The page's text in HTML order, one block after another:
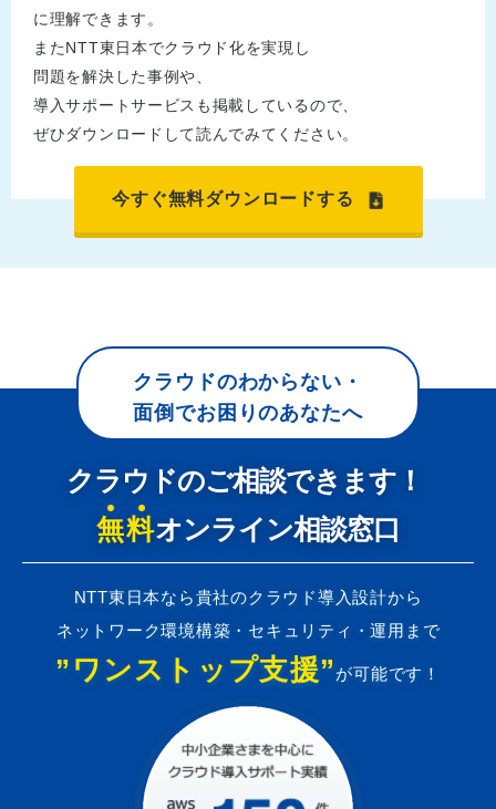
に理解できます。
またNTT東日本でクラウド化を実現し
問題を解決した事例や、
導入サポートサービスも掲載しているので、
ぜひダウンロードして読んでみてください。
今すぐ無料ダウンロードする
クラウドのわからない・
面倒でお困りのあなたへ
クラウドのご相談できます！
無料オンライン相談窓口
NTT東日本なら貴社のクラウド導入設計から
ネットワーク環境構築・セキュリティ・運用まで
”ワンストップ支援” が可能です！